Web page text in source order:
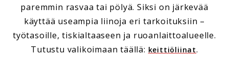
paremmin rasvaa tai pölyä. Siksi on järkevää
käyttää useampia liinoja eri tarkoituksiin –
työtasoille, tiskialtaaseen ja ruoanlaittoalueelle.
Tutustu valikoimaan täällä: keittiöliinat.